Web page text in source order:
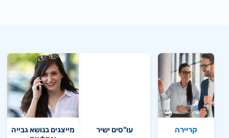
קריירה עו"סים ישיר
מייצגים בנושא גבייה